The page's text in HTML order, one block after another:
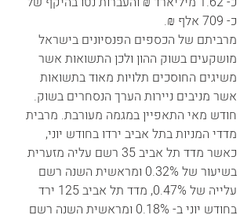
כ- 709 אלף ₪.
מרביתם של הכספים הפנסיונים בישראל
מושקעים בשוק ההון ולכן התשואות אשר
משיגים החוסכים תלויות מאוד בתשואות
אשר מניבים ניירות הערך הנסחרים בשוק.
חודש מאי התאפיין במגמה מעורבת. מרבית
מדדי המניות בתל אביב ירדו בחודש יוני,
כאשר מדד תל אביב 35 רשם עליה מזערית
בשיעור של 0.32% ומראשית השנה רשם
עלייה של 0.47%, מדד תל אביב 125 ירד
בחודש יוני ב- 0.18% ומראשית השנה רשם